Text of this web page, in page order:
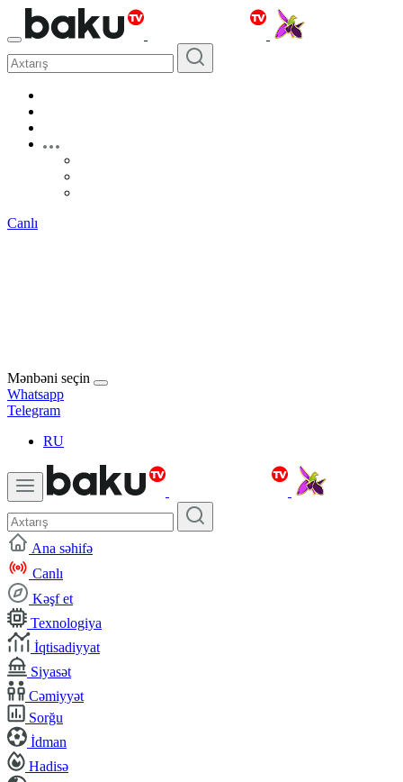
Canlı
Mənbəni seçin
Whatsapp
Telegram
RU
Ana səhifə
Canlı
Kəşf et
Texnologiya
İqtisadiyyat
Siyasət
Cəmiyyət
Sorğu
İdman
Hadisə